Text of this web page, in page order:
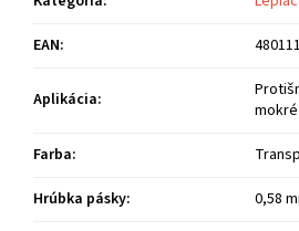
EAN:
Aplikácia:
Farba:
Hrúbka pásky:
0,58